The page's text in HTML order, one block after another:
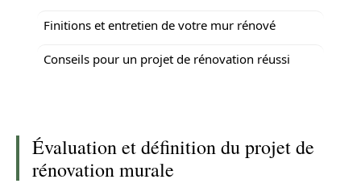
Finitions et entretien de votre mur rénové
Conseils pour un projet de rénovation réussi
Évaluation et définition du projet de
rénovation murale